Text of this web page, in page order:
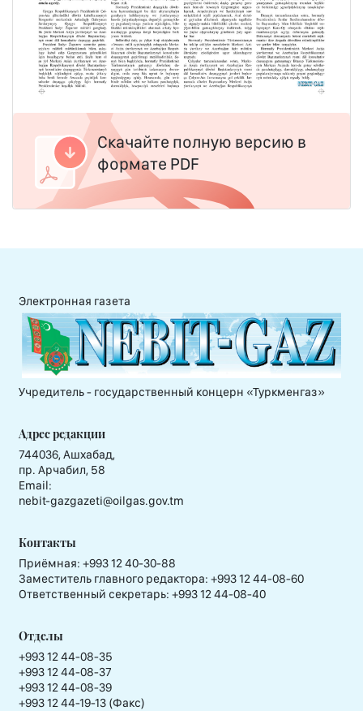
Скачайте полную версию в
формате PDF
Электронная газета
Учредитель - государственный концерн «Туркменгаз»
Адрес редакции
744036, Ашхабад,
пр. Арчабил, 58
Email:
nebit-gazgazeti@oilgas.gov.tm
Контакты
Приёмная: +993 12 40-30-88
Заместитель главного редактора: +993 12 44-08-60
Ответственный секретарь: +993 12 44-08-40
Отделы
+993 12 44-08-35
+993 12 44-08-37
+993 12 44-08-39
+993 12 44-19-13 (Факс)